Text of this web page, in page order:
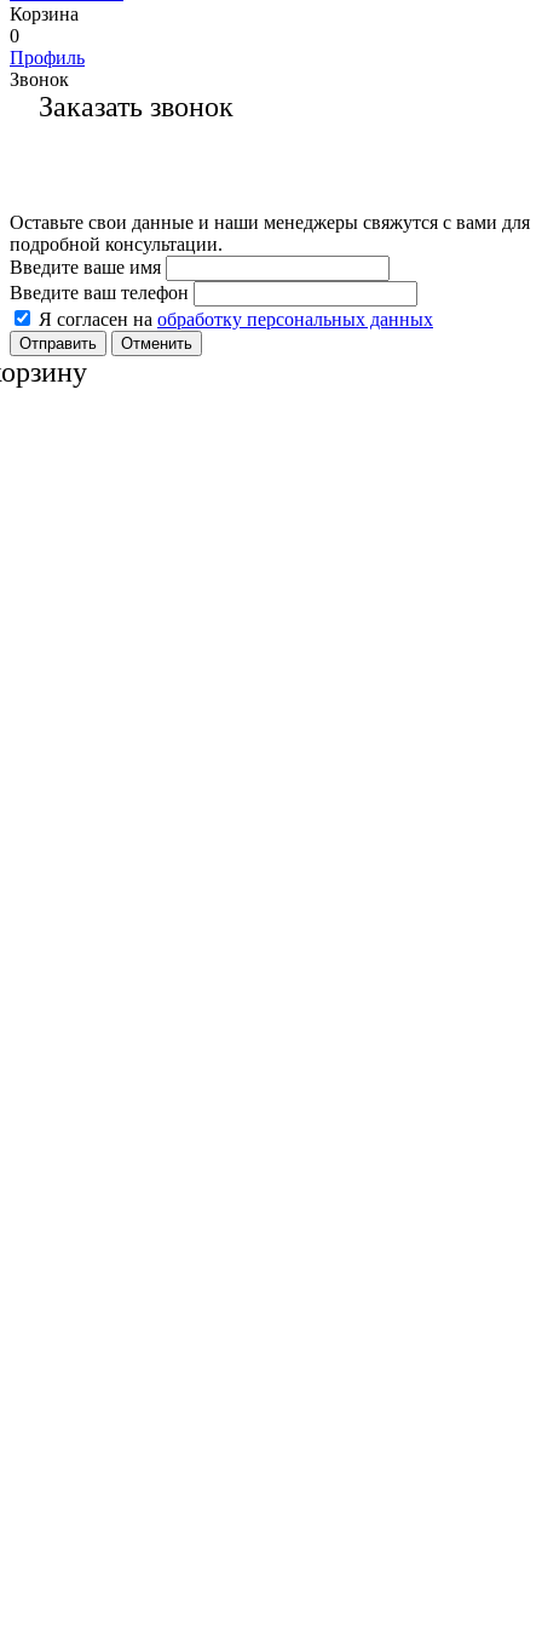
Корзина
0
Профиль
Звонок
Заказать звонок
Оставьте свои данные и наши менеджеры свяжутся с вами для
подробной консультации.
Введите ваше имя
Введите ваш телефон
Я согласен на обработку персональных данных
Отменить